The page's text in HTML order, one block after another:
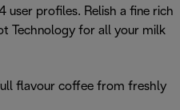
user profiles. Relish a fine rich
Technology for all your milk
flavour coffee from freshly